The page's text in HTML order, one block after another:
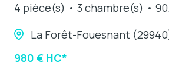
4 pièce(s)
3 chambre(s)
La Forêt-Fouesnant
980 € HC*